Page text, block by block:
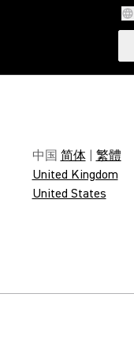
中国 简体| 繁體
United Kingdom
United States